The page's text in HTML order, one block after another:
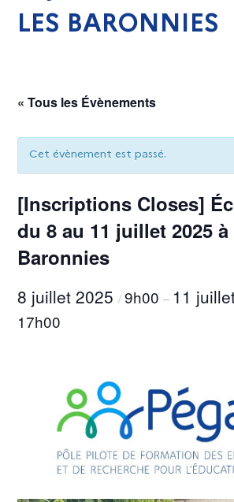
LES BARONNIES
« Tous les Évènements
Cet évènement est passé.
[Inscriptions Closes]
du 8 au 11 juillet 2025
Baronnies
8 juillet 2025/9h00– 11
17h00